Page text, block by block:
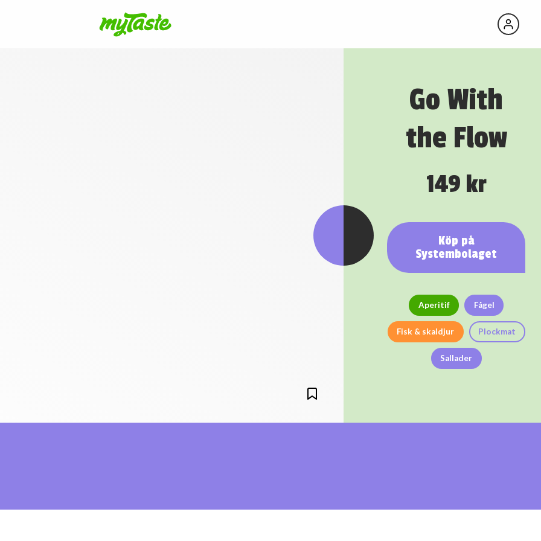
Go With
the Flow
149 kr
Köp på
Systembolaget
Aperitif Fågel
Fisk & skaldjur Plockmat
Sallader